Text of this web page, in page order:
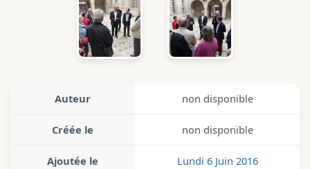
Auteur non disponible
Créée le non disponible
Ajoutée le Lundi 6 Juin 2016